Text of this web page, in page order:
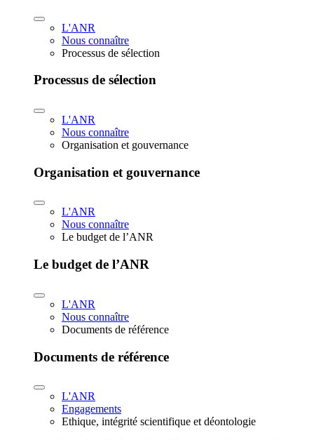
L'ANR
Nous connaître
Processus de sélection
Processus de sélection
L'ANR
Nous connaître
Organisation et gouvernance
Organisation et gouvernance
L'ANR
Nous connaître
Le budget de l’ANR
Le budget de l’ANR
L'ANR
Nous connaître
Documents de référence
Documents de référence
L'ANR
Engagements
Ethique, intégrité scientifique et déontologie